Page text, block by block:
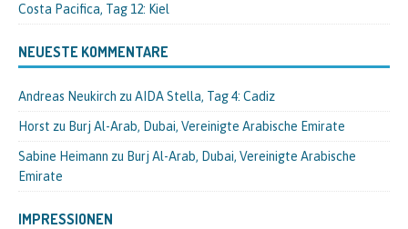
Costa Pacifica, Tag 12: Kiel
NEUESTE KOMMENTARE
Andreas Neukirch zu AIDA Stella, Tag 4: Cadiz
Horst zu Burj Al-Arab, Dubai, Vereinigte Arabische Emirate
Sabine Heimann zu Burj Al-Arab, Dubai, Vereinigte Arabische
Emirate
IMPRESSIONEN